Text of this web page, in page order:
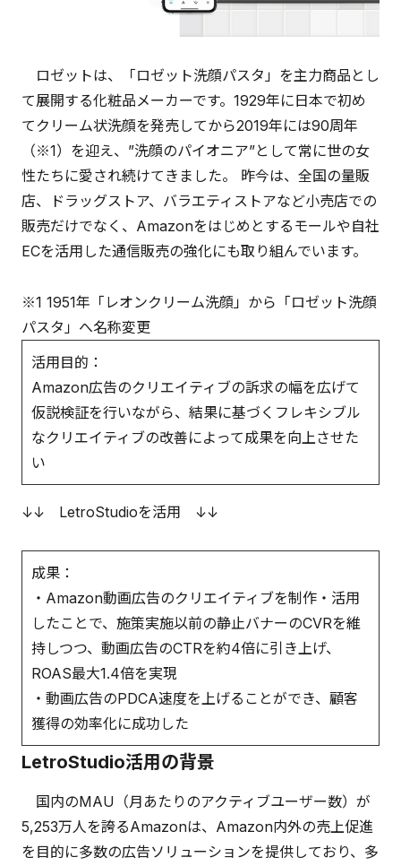
ロゼットは、「ロゼット洗顔パスタ」を主力商品とし
て展開する化粧品メーカーです。1929年に日本で初め
てクリーム状洗顔を発売してから2019年には90周年
（※1）を迎え、”洗顔のパイオニア”として常に世の女
性たちに愛され続けてきました。 昨今は、全国の量販
店、ドラッグストア、バラエティストアなど小売店での
販売だけでなく、Amazonをはじめとするモールや自社
ECを活用した通信販売の強化にも取り組んでいます。
※1 1951年「レオンクリーム洗顔」から「ロゼット洗顔
パスタ」へ名称変更
活用目的：
Amazon広告のクリエイティブの訴求の幅を広げて
仮説検証を行いながら、結果に基づくフレキシブル
なクリエイティブの改善によって成果を向上させた
い
↓↓ LetroStudioを活用 ↓↓
成果：
・Amazon動画広告のクリエイティブを制作・活用
したことで、施策実施以前の静止バナーのCVRを維
持しつつ、動画広告のCTRを約4倍に引き上げ、
ROAS最大1.4倍を実現
・動画広告のPDCA速度を上げることができ、顧客
獲得の効率化に成功した
LetroStudio活用の背景
国内のMAU（月あたりのアクティブユーザー数）が
5,253万人を誇るAmazonは、Amazon内外の売上促進
を目的に多数の広告ソリューションを提供しており、多